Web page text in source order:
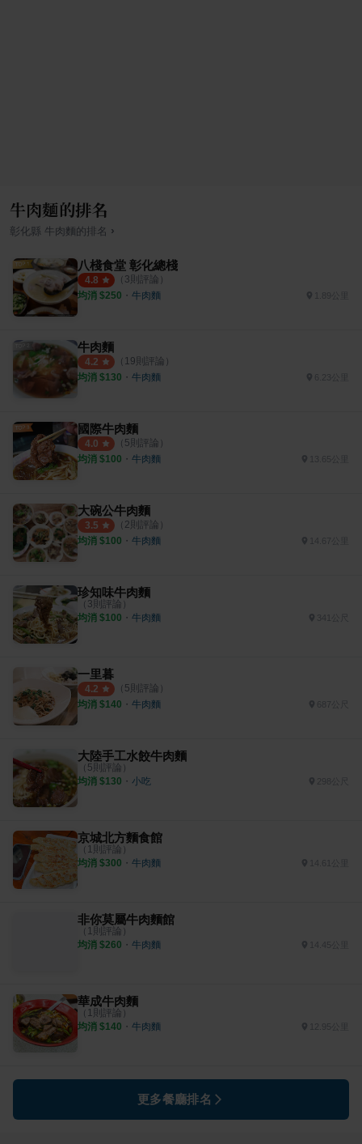
牛肉麵的排名
彰化縣 牛肉麵的排名 ›
八棧食堂 彰化總棧
4.8 （ 3則評論）
均消 $250 ・ 牛肉麵
牛肉麵
4.2 （ 19則評論）
均消 $130 ・ 牛肉麵
國際牛肉麵
4.0 （ 5則評論）
均消 $100 ・ 牛肉麵 13.65公里
大碗公牛肉麵
3.5 （ 2則評論）
均消 $100 ・ 牛肉麵 14.67公里
珍知味牛肉麵
（ 3則評論）
均消 $100 ・ 牛肉麵 341公尺
一里暮
4.2 （ 5則評論）
均消 $140 ・ 牛肉麵
大陸手工水餃牛肉麵
（ 5則評論）
均消 $130 ・ 小吃
京城北方麵食館
（ 1 則評論）
均消 $300 ・ 牛肉麵 14.61公里
非你莫屬牛肉麵館
（ 1 則評論）
均消 $260 ・ 牛肉麵 14.45公里
華成牛肉麵
（ 1 則評論）
均消 $140 ・ 牛肉麵 12.95公里
更多餐廳排名